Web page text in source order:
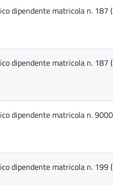
dipendente matricola n. 187
dipendente matricola n. 187
dipendente matricola n.
dipendente matricola n. 199